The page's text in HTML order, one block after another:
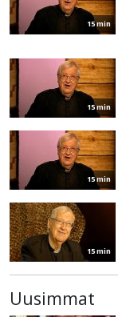
15 min
15 min
15 min
15 min
Uusimmat